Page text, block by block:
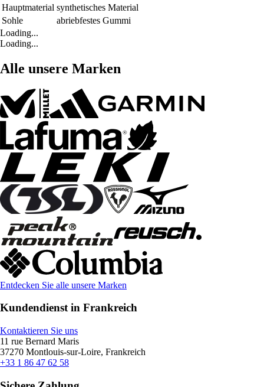
Hauptmaterial synthetisches Material
Sohle
abriebfestes Gummi
Loading...
Loading...
Alle unsere Marken
Entdecken Sie alle unsere Marken
Kundendienst in Frankreich
Kontaktieren Sie uns
11 rue Bernard Maris
37270 Montlouis-sur-Loire, Frankreich
+33 1 86 47 62 58